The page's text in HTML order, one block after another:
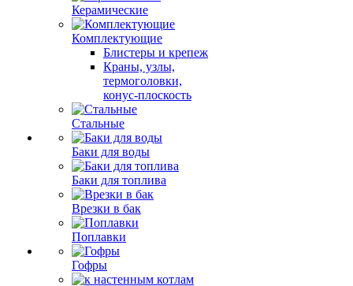
Керамические
Комплектующие
Блистеры и крепеж
Краны, узлы,
термоголовки,
конус-плоскость
Стальные
Баки для воды
Баки для топлива
Врезки в бак
Поплавки
Гофры